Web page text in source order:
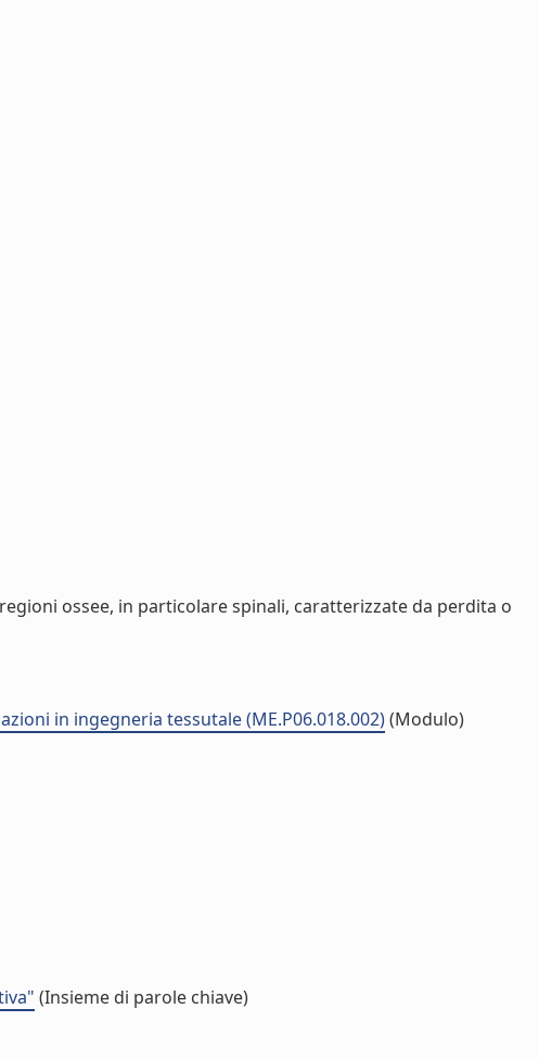
ossee, in particolare spinali, caratterizzate da perdita o
in ingegneria tessutale (ME.P06.018.002)(Modulo)
(Insieme di parole chiave)